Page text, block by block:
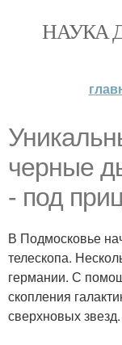
НАУКА
черные
- под
В Подмосковье
телескопа.
германии. С
скопления
сверхновых звезд.